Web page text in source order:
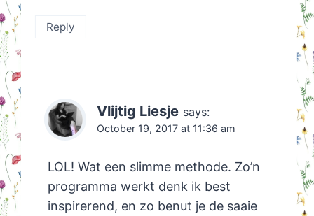
Reply
Vlijtig Liesje says:
October 19, 2017 at 11:36 am
LOL! Wat een slimme methode. Zo’n
programma werkt denk ik best
inspirerend, en zo benut je de saaie